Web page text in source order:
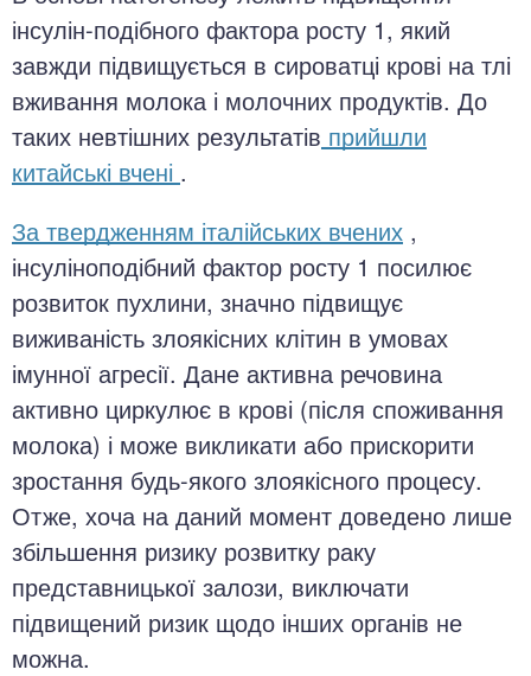
інсулін-подібного фактора росту 1, який
завжди підвищується в сироватці крові на тлі
вживання молока і молочних продуктів. До
таких невтішних результатів прийшли
китайські вчені .
За твердженням італійських вчених ,
інсуліноподібний фактор росту 1 посилює
розвиток пухлини, значно підвищує
виживаність злоякісних клітин в умовах
імунної агресії. Дане активна речовина
активно циркулює в крові (після споживання
молока) і може викликати або прискорити
зростання будь-якого злоякісного процесу.
Отже, хоча на даний момент доведено лише
збільшення ризику розвитку раку
представницької залози, виключати
підвищений ризик щодо інших органів не
можна.